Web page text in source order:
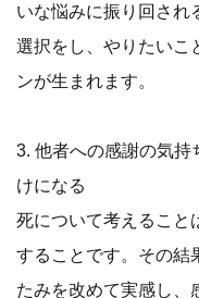
いな悩みに振り回され
選択をし、やりたいこ
ンが生まれます。
3. 他者への感謝の気
けになる
死について考えること
することです。その結
たみを改めて実感し、